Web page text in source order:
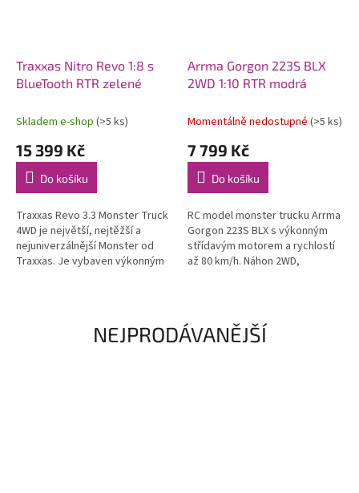
Traxxas Nitro Revo 1:8 s
BlueTooth RTR zelené
Skladem e-shop (>5 ks)
15 399 Kč
Do košíku
Traxxas Revo 3.3 Monster Truck
4WD je největší, nejtěžší a
nejuniverzálnější Monster od
Traxxas. Je vybaven výkonným
Arrma Gorgon 223S BLX
2WD 1:10 RTR modrá
Momentálně nedostupné (>5 ks)
7 799 Kč
Do košíku
RC model monster trucku Arrma
Gorgon 223S BLX s výkonným
střídavým motorem a rychlostí
až 80 km/h. Náhon 2WD,
NEJPRODÁVANĚJŠÍ